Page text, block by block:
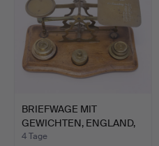
BRIEFWAGE MIT
GEWICHTEN, ENGLAND,
19./20. …
4 Tage